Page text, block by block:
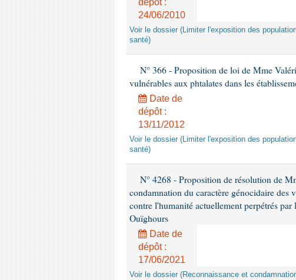
dépôt :
24/06/2010
Voir le dossier (Limiter l'exposition des
santé)
N° 366 - Proposition de loi de Mme
vulnérables aux phtalates dans les
Date de
dépôt :
13/11/2012
Voir le dossier (Limiter l'exposition des
santé)
N° 4268 - Proposition de résolution de
condamnation du caractère génocidaire des
contre l'humanité actuellement perpétrés
Ouïghours
Date de
dépôt :
17/06/2021
Voir le dossier (Reconnaissance et